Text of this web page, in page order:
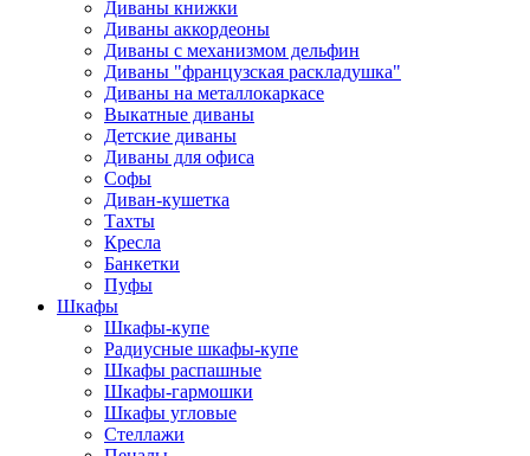
Диваны книжки
Диваны аккордеоны
Диваны с механизмом дельфин
Диваны "французская раскладушка"
Диваны на металлокаркасе
Выкатные диваны
Детские диваны
Диваны для офиса
Софы
Диван-кушетка
Тахты
Кресла
Банкетки
Пуфы
Шкафы
Шкафы-купе
Радиусные шкафы-купе
Шкафы распашные
Шкафы-гармошки
Шкафы угловые
Стеллажи